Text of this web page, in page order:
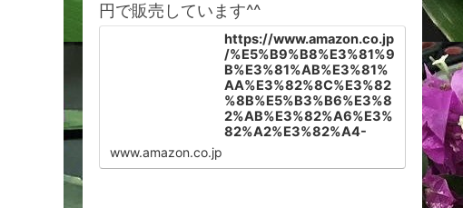
円で販売しています^^
https://www.amazon.co.jp
/%E5%B9%B8%E3%81%9
B%E3%81%AB%E3%81%
AA%E3%82%8C%E3%82
%8B%E5%B3%B6%E3%8
2%AB%E3%82%A6%E3%
82%A2%E3%82%A4-
www.amazon.co.jp